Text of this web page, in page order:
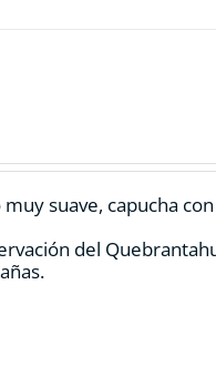
suave, capucha
del